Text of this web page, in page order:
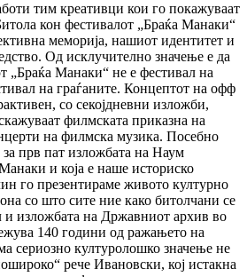
тим креативци кои го покажуваат
кон фестивалот „Браќа Манаки“
меморија, нашиот идентитет и
Од исклучително значење е да
„Браќа Манаки“ не е фестивал на
на граѓаните. Концептот на офф
со секојдневни изложби,
филмската приказна на
на филмска музика. Посебно
прв пат изложбата на Наум
и која е наше историско
го презентираме живото културно
со што сите ние како битолчани се
и изложбата на Државниот архив во
140 години од ражањето на
сериозно културолошко значење не
рече Ивановски, кој истакна